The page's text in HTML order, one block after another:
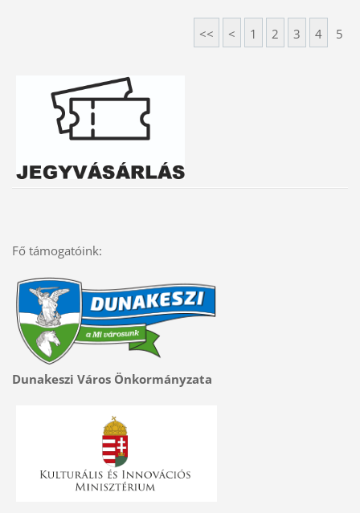
<< < 1 2 3 4 5
Fő támogatóink:
Dunakeszi Város Önkormányzata